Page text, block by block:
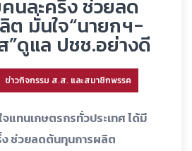
นละครึ่ง ช่วยลด
ต มั่นใจ“นายกฯ-
”ดูแล ปชช.อย่างดี
ข่าวกิจกรรม ส.ส. และสมาชิกพรรค
แทนเกษตรกรทั่วประเทศ ได้มี
ง ช่วยลดต้นทุนการผลิต